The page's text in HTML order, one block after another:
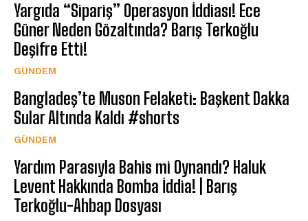
Yargıda “Sipariş” Operasyon İddiası! Ece
Güner Neden Gözaltında? Barış Terkoğlu
Deşifre Etti!
GÜNDEM
Bangladeş’te Muson Felaketi: Başkent Dakka
Sular Altında Kaldı #shorts
GÜNDEM
Yardım Parasıyla Bahis mi Oynandı? Haluk
Levent Hakkında Bomba İddia! | Barış
Terkoğlu-Ahbap Dosyası